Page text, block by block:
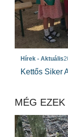
Hírek - Aktuális
Kettős Siker
MÉG EZEK